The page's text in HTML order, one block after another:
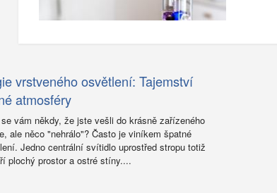
vrstveného osvětlení: Tajemství
atmosféry
vám někdy, že jste vešli do krásně zařízeného
ale něco "nehrálo"? Často je viníkem špatné
Jedno centrální svítidlo uprostřed stropu totiž
plochý prostor a ostré stíny....